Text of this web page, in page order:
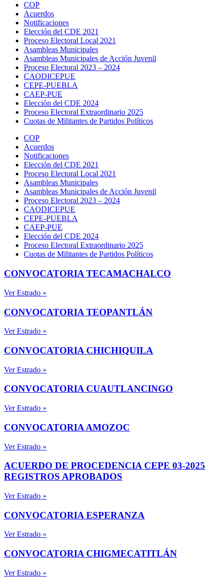
COP
Acuerdos
Notificaciones
Elección del CDE 2021
Proceso Electoral Local 2021
Asambleas Municipales
Asambleas Municipales de Acción Juvenil
Proceso Electoral 2023 – 2024
CAODICEPUE
CEPE-PUEBLA
CAEP-PUE
Elección del CDE 2024
Proceso Electoral Extraordinario 2025
Cuotas de Militantes de Partidos Políticos
COP
Acuerdos
Notificaciones
Elección del CDE 2021
Proceso Electoral Local 2021
Asambleas Municipales
Asambleas Municipales de Acción Juvenil
Proceso Electoral 2023 – 2024
CAODICEPUE
CEPE-PUEBLA
CAEP-PUE
Elección del CDE 2024
Proceso Electoral Extraordinario 2025
Cuotas de Militantes de Partidos Políticos
CONVOCATORIA TECAMACHALCO
Ver Estrado »
CONVOCATORIA TEOPANTLÁN
Ver Estrado »
CONVOCATORIA CHICHIQUILA
Ver Estrado »
CONVOCATORIA CUAUTLANCINGO
Ver Estrado »
CONVOCATORIA AMOZOC
Ver Estrado »
ACUERDO DE PROCEDENCIA CEPE 03-2025
REGISTROS APROBADOS
Ver Estrado »
CONVOCATORIA ESPERANZA
Ver Estrado »
CONVOCATORIA CHIGMECATITLÁN
Ver Estrado »